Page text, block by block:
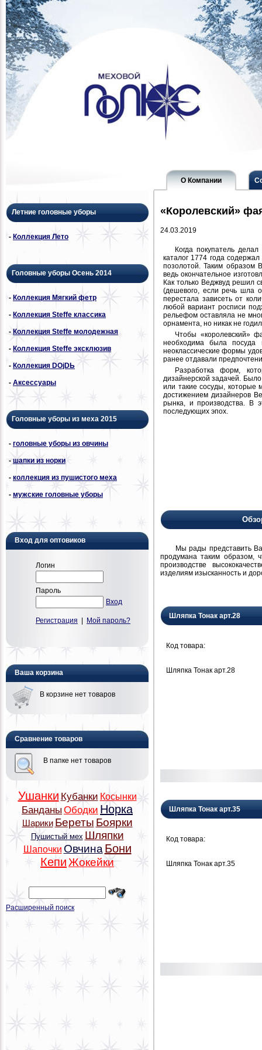
О Компании
Летние головные уборы
- Коллекция Лето
Головные уборы Осень 2014
- Коллекция Мягкий фетр
- Коллекция Steffe классика
-Коллекция Steffe молодежная
- Коллекция Steffe эксклюзив
- Коллекция DОjDЬ
- Аксессуары
Головные уборы из меха 2015
- головные уборы из овчины
-шапки из норки
- коллекция из пушистого меха
- мужские головные уборы
Вход для оптовиков
Логин
Пароль
Вход
Регистрация Мой пароль?
Ваша корзина
В корзине нет товаров
Сравнение товаров
В папке нет товаров
Ушанки Кубанки Косынки
Банданы Ободки Норка
Шарики Береты Боярки
Пушистый мех Шляпки
Шапочки Овчина Бони
Кепи Жокейки
Расширенный поиск
«Королевский»
24.03.2019
Когда покупатель
каталог 1774 года
позолотой. Таким образом
ведь окончательное
Как только Веджвуд решил
(дешевого, если речь шла
перестала зависеть от
любой вариант росписи
рельефом оставляла не
орнамента, но никак не
Чтобы «королевский»
необходима была
неоклассические формы
ранее отдавали
Разработка форм,
дизайнерской задачей. Было
или такие сосуды, которые
достижением дизайнеров
рынка, и производства. В
последующих эпох.
Мы рады представить Вам
продумана таким образом,
производстве
изделиям изысканность и
Шляпка Тонак арт.28
Код товара:
Шляпка Тонак арт.28
Шляпка Тонак арт.35
Код товара:
Шляпка Тонак арт.35